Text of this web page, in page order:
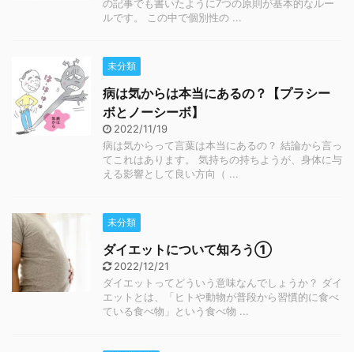
の記事でも書いたように7つの原則が基本的なルー
ルです。 この中で個別性の ...
未分類
病は気からは本当にあるの？【プラシー
ボとノーシーボ】
2022/11/19
病は気からって言葉は本当にあるの？ 結論から言っ
てこれはあります。 気持ちの持ちようが、身体に与
える影響として良い方向（ ...
未分類
ダイエットについて知ろう①
2022/12/21
ダイエットってどういう意味なんでしょうか？ ダイ
エットとは、「ヒトや動物が普段から習慣的に食べ
ている食べ物」という食べ物 ...